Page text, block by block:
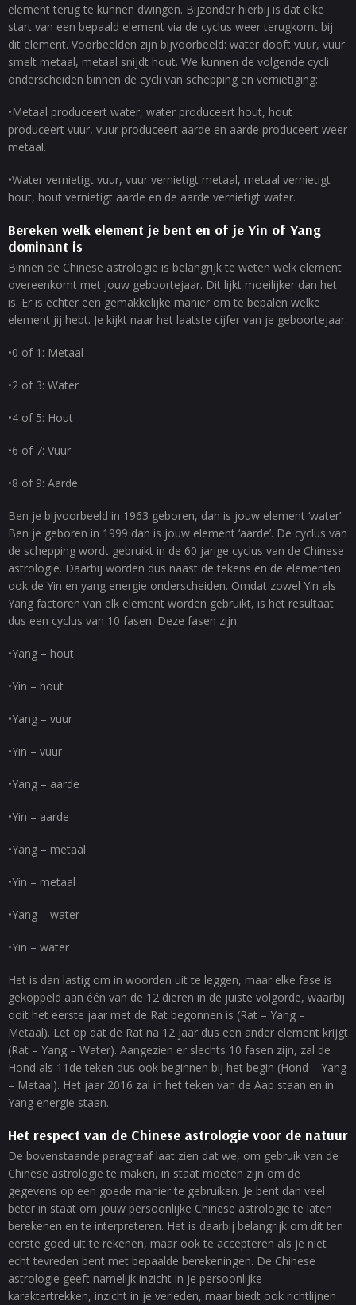
element terug te kunnen dwingen. Bijzonder hierbij is dat elke
start van een bepaald element via de cyclus weer terugkomt bij
dit element. Voorbeelden zijn bijvoorbeeld: water dooft vuur, vuur
smelt metaal, metaal snijdt hout. We kunnen de volgende cycli
onderscheiden binnen de cycli van schepping en vernietiging:
•Metaal produceert water, water produceert hout, hout
produceert vuur, vuur produceert aarde en aarde produceert weer
metaal.
•Water vernietigt vuur, vuur vernietigt metaal, metaal vernietigt
hout, hout vernietigt aarde en de aarde vernietigt water.
Bereken welk element je bent en of je Yin of Yang
dominant is
Binnen de Chinese astrologie is belangrijk te weten welk element
overeenkomt met jouw geboortejaar. Dit lijkt moeilijker dan het
is. Er is echter een gemakkelijke manier om te bepalen welke
element jij hebt. Je kijkt naar het laatste cijfer van je geboortejaar.
•0 of 1: Metaal
•2 of 3: Water
•4 of 5: Hout
•6 of 7: Vuur
•8 of 9: Aarde
Ben je bijvoorbeeld in 1963 geboren, dan is jouw element ‘water’.
Ben je geboren in 1999 dan is jouw element ‘aarde’. De cyclus van
de schepping wordt gebruikt in de 60 jarige cyclus van de Chinese
astrologie. Daarbij worden dus naast de tekens en de elementen
ook de Yin en yang energie onderscheiden. Omdat zowel Yin als
Yang factoren van elk element worden gebruikt, is het resultaat
dus een cyclus van 10 fasen. Deze fasen zijn:
•Yang – hout
•Yin – hout
•Yang – vuur
•Yin – vuur
•Yang – aarde
•Yin – aarde
•Yang – metaal
•Yin – metaal
•Yang – water
•Yin – water
Het is dan lastig om in woorden uit te leggen, maar elke fase is
gekoppeld aan één van de 12 dieren in de juiste volgorde, waarbij
ooit het eerste jaar met de Rat begonnen is (Rat – Yang –
Metaal). Let op dat de Rat na 12 jaar dus een ander element krijgt
(Rat – Yang – Water). Aangezien er slechts 10 fasen zijn, zal de
Hond als 11de teken dus ook beginnen bij het begin (Hond – Yang
– Metaal). Het jaar 2016 zal in het teken van de Aap staan en in
Yang energie staan.
Het respect van de Chinese astrologie voor de natuur
De bovenstaande paragraaf laat zien dat we, om gebruik van de
Chinese astrologie te maken, in staat moeten zijn om de
gegevens op een goede manier te gebruiken. Je bent dan veel
beter in staat om jouw persoonlijke Chinese astrologie te laten
berekenen en te interpreteren. Het is daarbij belangrijk om dit ten
eerste goed uit te rekenen, maar ook te accepteren als je niet
echt tevreden bent met bepaalde berekeningen. De Chinese
astrologie geeft namelijk inzicht in je persoonlijke
karaktertrekken, inzicht in je verleden, maar biedt ook richtlijnen